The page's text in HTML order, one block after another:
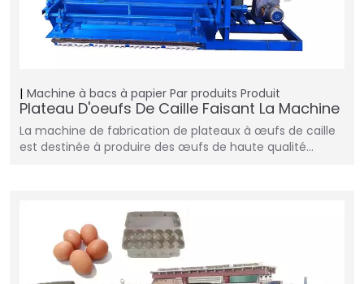
Machine à bacs à papier Par produits Produit
Plateau D'oeufs De Caille Faisant La Machine
La machine de fabrication de plateaux à œufs de caille
est destinée à produire des œufs de haute qualité…